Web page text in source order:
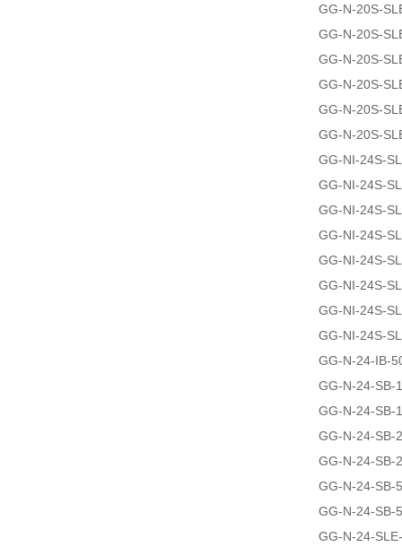
GG-N-20S-
GG-N-20S-
GG-N-20S-
GG-N-20S-
GG-N-20S-
GG-N-20S-
GG-NI-24S-
GG-NI-24S-
GG-NI-24S-
GG-NI-24S-
GG-NI-24S-
GG-NI-24S-
GG-NI-24S-
GG-NI-24S-
GG-N-24-IB-
GG-N-24-SB-
GG-N-24-SB-
GG-N-24-SB-
GG-N-24-SB-
GG-N-24-SB-
GG-N-24-SB-
GG-N-24-